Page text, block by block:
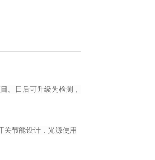
。日后可升级为检测，
关节能设计，光源使用